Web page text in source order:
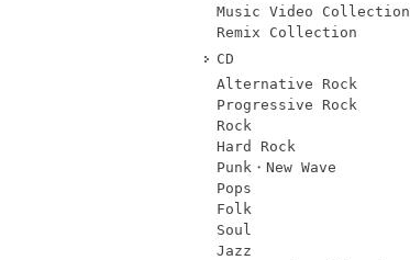
Music Video Collection
Remix Collection
CD
Alternative Rock
Progressive Rock
Rock
Hard Rock
Punk・New Wave
Pops
Folk
Soul
Jazz